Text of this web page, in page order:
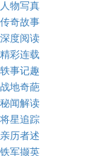
人物写真
传奇故事
深度阅读
精彩连载
轶事记趣
战地奇葩
秘闻解读
将星追踪
亲历者述
铁军撷英